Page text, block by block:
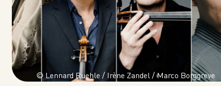
© Lennard Ruehle / Irène Zandel / Marco Borggreve